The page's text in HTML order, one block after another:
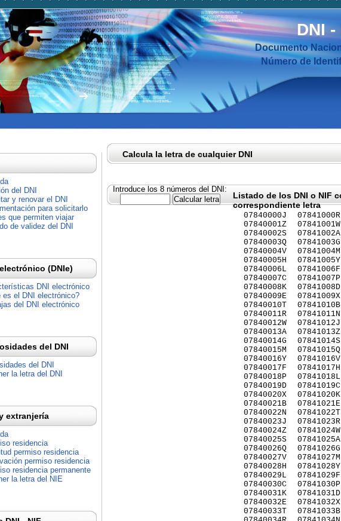
DNI-
Documento
Número de
Calcula la letra de cualquier DNI
Introduce los 8 números del DNI:
Listado de los DNI o NIF
correspondiente letra
07840000J
07840001Z
07840002S
07840003Q
07840004V
07840005H
07840006L
07840007C
07840008K
07840009E
07840010T
07840011R
07840012W
07840013A
07840014G
07840015M
07840016Y
07840017F
07840018P
07840019D
07840020X
07840021B
07840022N
07840023J
07840024Z
07840025S
07840026Q
07840027V
07840028H
07840029L
07840030C
07840031K
07840032E
07840033T
07841000R
07841001W
07841002A
07841003G
07841004M
07841005Y
07841006F
07841007P
07841008D
07841009X
07841010B
07841011N
07841012J
07841013Z
07841014S
07841015Q
07841016V
07841017H
07841018L
07841019C
07841020K
07841021E
07841022T
07841023R
07841024W
07841025A
07841026G
07841027M
07841028Y
07841029F
07841030P
07841031D
07841032X
07841033B
del DNI
y renovar el DNI
para solicitarlo
que permiten viajar
de validez del DNI
(DNIe)
DNI electrónico
es el DNI electrónico?
del DNI electrónico
del DNI
del DNI
la letra del DNI
extranjería
residencia
permiso residencia
permiso residencia
residencia permanente
la letra del NIE